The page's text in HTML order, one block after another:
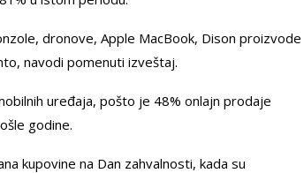
dronove, Apple MacBook, Dison proizvode
navodi pomenuti izveštaj.
uređaja, pošto je 48% onlajn prodaje
godine.
kupovine na Dan zahvalnosti, kada su